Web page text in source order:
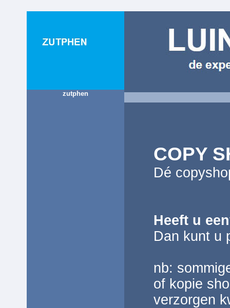
zutphen
COPY
Dé
Heeft u
Dan kunt u
nb:
of kopie
verzorgen